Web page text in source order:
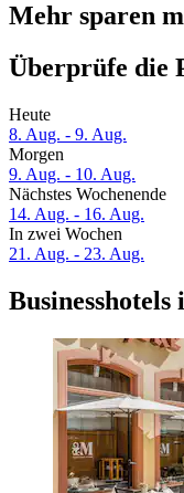
Mehr sparen
Überprüfe die
Heute
8. Aug. - 9. Aug.
Morgen
9. Aug. - 10. Aug.
Nächstes Wochenende
14. Aug. - 16. Aug.
In zwei Wochen
21. Aug. - 23. Aug.